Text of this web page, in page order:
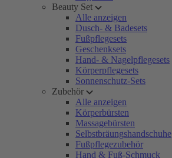
Beauty Set
Alle anzeigen
Dusch- & Badesets
Fußpflegesets
Geschenksets
Hand- & Nagelpflegesets
Körperpflegesets
Sonnenschutz-Sets
Zubehör
Alle anzeigen
Körperbürsten
Massagebürsten
Selbstbräungshandschuhe
Fußpflegezubehör
Hand & Fuß-Schmuck